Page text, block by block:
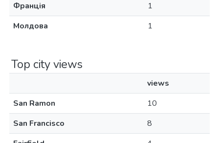
Франція
1
Молдова
1
Top city views
views
San Ramon
10
San Francisco
8